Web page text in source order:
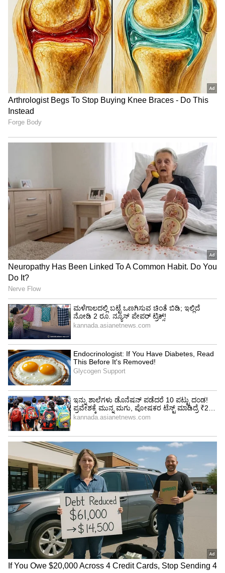
3
5
Image Credit :Gemini
ಪ್ರೈಮ್ ಸದಸ್ಯರಿಗೆ ಸ್ಪೆಷಲ್ ಟ್ರೀಟ್
ಅಮೆಜಾನ್ ಪ್ರೈಮ್ ಸದಸ್ಯರ ಬಗ್ಗೆ ವಿಶೇಷವಾಗಿ
ಹೇಳಬೇಕಿಲ್ಲ. ಅವರಿಗೆ ರೂ. 2,500 ಮೇಲಿನ ಖರೀದಿಗೆ
ಬರೋಬ್ಬರಿ ರೂ. 250 ಕ್ಯಾಶ್‌ಬ್ಯಾಕ್ ಸಿಗುತ್ತದೆ. ಅಷ್ಟೇ ಅಲ್ಲದೆ,
ಸುಮಾರು ಎರಡು ಲಕ್ಷ ಉತ್ಪನ್ನಗಳ ಮೇಲೆ ಎಕ್ಸ್‌ಕ್ಲೂಸಿವ್
ಕೂಪನ್‌ಗಳು ಲಭ್ಯವಿವೆ. ಒಂದು ವೇಳೆ ನೀವು ಅಮೆಜಾನ್ ಪೇ
ಐಸಿಐಸಿಐ ಬ್ಯಾಂಕ್ ಕ್ರೆಡಿಟ್ ಕಾರ್ಡ್ ಬಳಸಿದರೆ, ಅನಿಯಮಿತ
5% ಕ್ಯಾಶ್‌ಬ್ಯಾಕ್ ನಿಮ್ಮದಾಗುತ್ತದೆ. ಯುಪಿಐ ಪೇಮೆಂಟ್
ಮಾಡುವವರಿಗೆ ಡೈಮಂಡ್ಸ್ ರೂಪದಲ್ಲಿ ರಿವಾರ್ಡ್‌ಗಳನ್ನೂ
ನೀಡಲಾಗುತ್ತಿದೆ.